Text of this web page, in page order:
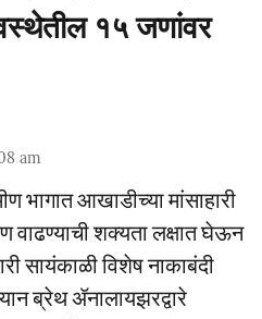
१५ जणांवर
am
भागात आखाडीच्या मांसाहारी
वाढण्याची शक्यता लक्षात घेऊन
सायंकाळी विशेष नाकाबंदी
ब्रेथ ॲनालायझरद्वारे